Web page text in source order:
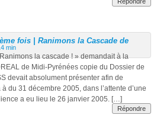
Répondre
fois | Ranimons la Cascade de
min
la cascade ! » demandait à la
de Midi-Pyrénées copie du Dossier de
devait absolument présenter afin de
du 31 décembre 2005, dans l’attente d’une
a eu lieu le 26 janvier 2005. […]
Répondre